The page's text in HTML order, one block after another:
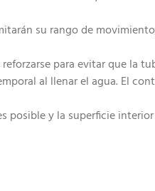
su rango de
para evitar que la
al llenar el agua. El
posible y la superficie